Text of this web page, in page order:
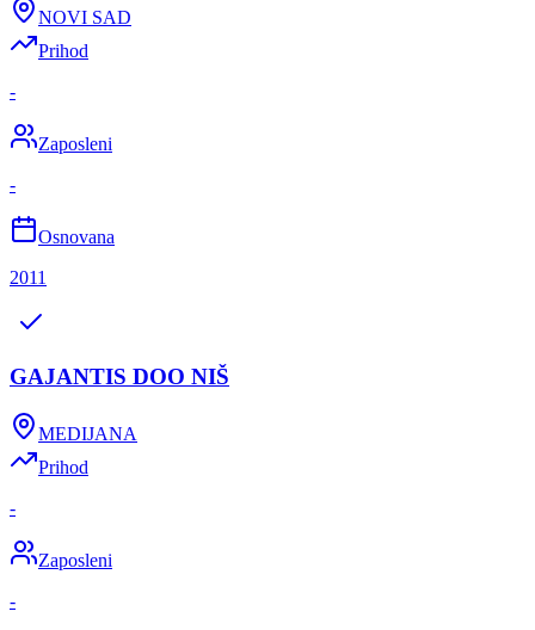
NOVI SAD
Prihod
-
Zaposleni
-
Osnovana
2011
GAJANTIS DOO NIŠ
MEDIJANA
Prihod
-
Zaposleni
-